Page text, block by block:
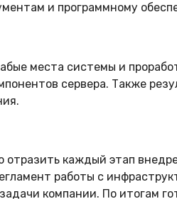
и программному
места системы и
сервера. Также
отразить каждый этап
работы с
компании. По итогам